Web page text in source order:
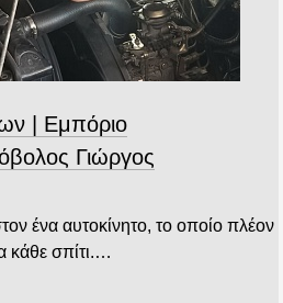
| Εμπόριο
Γιώργος
ένα αυτοκίνητο, το οποίο πλέον
κάθε σπίτι.…